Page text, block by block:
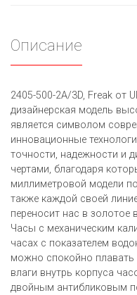
Описание
2405-500-2A/3D, Freak от
дизайнерская модель
является символом
инновационные
точности, надежности и
чертами, благодаря
миллиметровой модели
также каждой своей
переносит нас в золотое
Часы с механическим
часах с показателем
можно спокойно плавать
влаги внутрь корпуса
двойным антибликовым